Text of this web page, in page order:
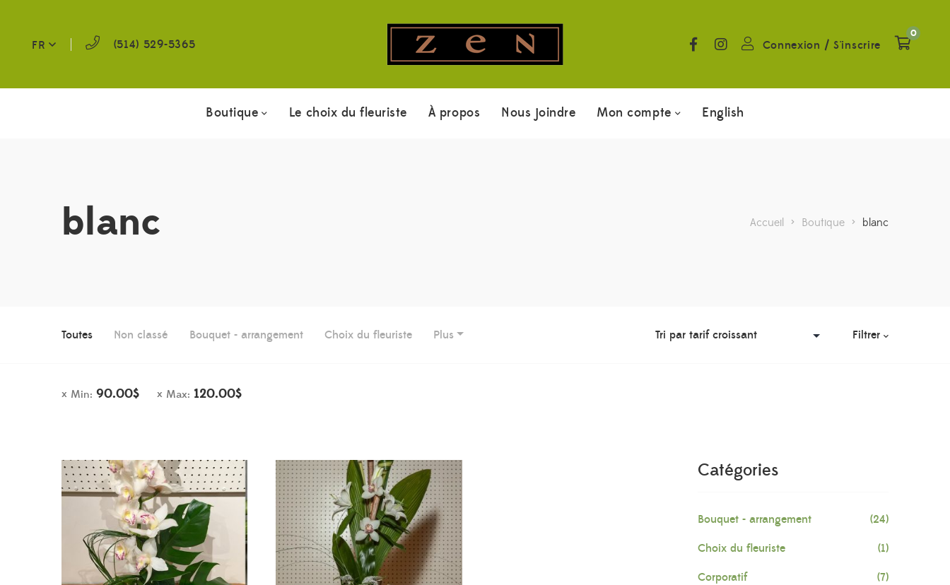
FR (514) 529-5365 Connexion / S'inscrire
0
Boutique Le choix du fleuriste À propos Nous joindre Mon compte English
blanc Accueil > Boutique > blanc
Toutes Non classé Bouquet - arrangement Choix du fleuriste Plus Filtrer
Min: 90.00$ Max: 120.00$
Catégories
Bouquet - arrangement (24)
Choix du fleuriste (1)
Corporatif (7)